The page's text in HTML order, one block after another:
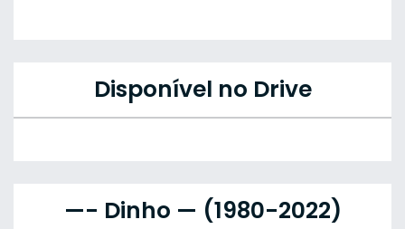
Disponível no Drive
—- Dinho — (1980-2022)